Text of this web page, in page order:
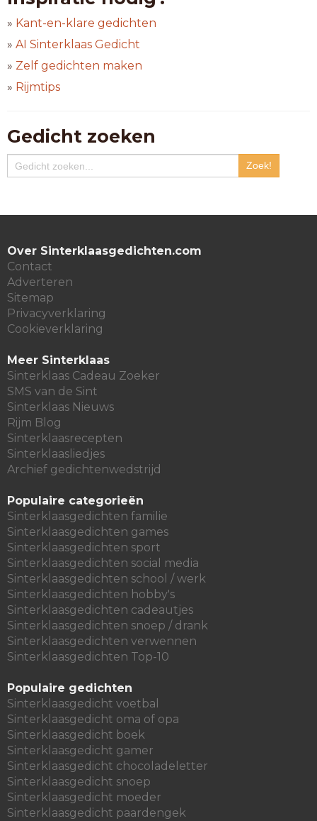
» Kant-en-klare gedichten
» AI Sinterklaas Gedicht
» Zelf gedichten maken
» Rijmtips
Gedicht zoeken
Over Sinterklaasgedichten.com
Contact
Adverteren
Sitemap
Privacyverklaring
Cookieverklaring
Meer Sinterklaas
Sinterklaas Cadeau Zoeker
SMS van de Sint
Sinterklaas Nieuws
Rijm Blog
Sinterklaasrecepten
Sinterklaasliedjes
Archief gedichtenwedstrijd
Populaire categorieën
Sinterklaasgedichten familie
Sinterklaasgedichten games
Sinterklaasgedichten sport
Sinterklaasgedichten social media
Sinterklaasgedichten school / werk
Sinterklaasgedichten hobby's
Sinterklaasgedichten cadeautjes
Sinterklaasgedichten snoep / drank
Sinterklaasgedichten verwennen
Sinterklaasgedichten Top-10
Populaire gedichten
Sinterklaasgedicht voetbal
Sinterklaasgedicht oma of opa
Sinterklaasgedicht boek
Sinterklaasgedicht gamer
Sinterklaasgedicht chocoladeletter
Sinterklaasgedicht snoep
Sinterklaasgedicht moeder
Sinterklaasgedicht paardengek